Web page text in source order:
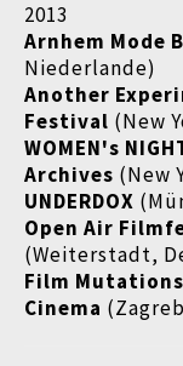
2013
Arnhem Mode
Niederlande)
Another
Festival (New
WOMEN's
Archives (New
UNDERDOX
Open Air
(Weiterstadt,
Film
Cinema